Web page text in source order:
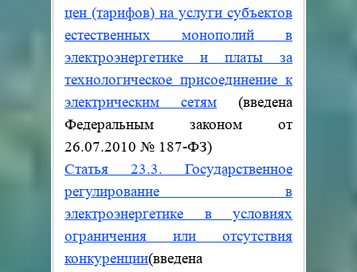
цен (тарифов) на услуги субъектов
естественных монополий в
электроэнергетике и платы за
технологическое присоединение к
электрическим сетям
(введена
Федеральным законом от
26.07.2010 № 187-ФЗ)
Статья 23.3. Государственное
регулирование в
электроэнергетике в условиях
ограничения или отсутствия
конкуренции(введена